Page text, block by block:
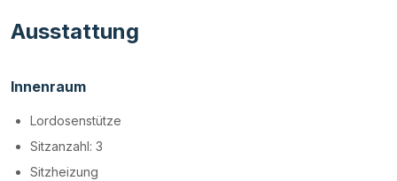
Ausstattung
Innenraum
Lordosenstütze
Sitzanzahl: 3
Sitzheizung